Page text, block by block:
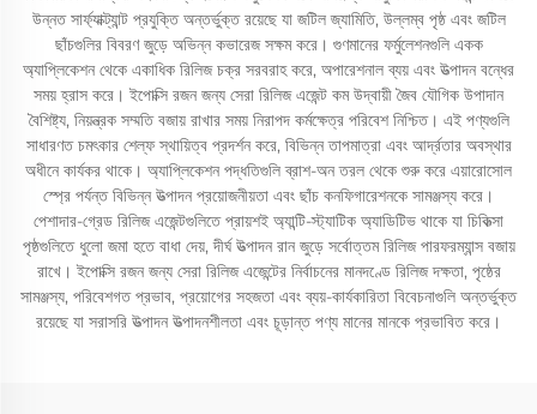
উন্নত সার্ফ্যাক্ট্যান্ট প্রযুক্তি অন্তর্ভুক্ত রয়েছে যা জটিল জ্যামিতি, উল্লম্ব পৃষ্ঠ এবং জটিল
ছাঁচগুলির বিবরণ জুড়ে অভিন্ন কভারেজ সক্ষম করে। গুণমানের ফর্মুলেশনগুলি একক
অ্যাপ্লিকেশন থেকে একাধিক রিলিজ চক্র সরবরাহ করে, অপারেশনাল ব্যয় এবং উত্পাদন বন্ধের
সময় হ্রাস করে। ইপোক্সি রজন জন্য সেরা রিলিজ এজেন্ট কম উদ্বায়ী জৈব যৌগিক উপাদান
বৈশিষ্ট্য, নিয়ন্ত্রক সম্মতি বজায় রাখার সময় নিরাপদ কর্মক্ষেত্র পরিবেশ নিশ্চিত। এই পণ্যগুলি
সাধারণত চমৎকার শেল্ফ স্থায়িত্ব প্রদর্শন করে, বিভিন্ন তাপমাত্রা এবং আর্দ্রতার অবস্থার
অধীনে কার্যকর থাকে। অ্যাপ্লিকেশন পদ্ধতিগুলি ব্রাশ-অন তরল থেকে শুরু করে এয়ারোসোল
স্প্রে পর্যন্ত বিভিন্ন উত্পাদন প্রয়োজনীয়তা এবং ছাঁচ কনফিগারেশনকে সামঞ্জস্য করে।
পেশাদার-গ্রেড রিলিজ এজেন্টগুলিতে প্রায়শই অ্যান্টি-স্ট্যাটিক অ্যাডিটিভ থাকে যা চিকিত্সা
পৃষ্ঠগুলিতে ধুলো জমা হতে বাধা দেয়, দীর্ঘ উত্পাদন রান জুড়ে সর্বোত্তম রিলিজ পারফরম্যান্স বজায়
রাখে। ইপোক্সি রজন জন্য সেরা রিলিজ এজেন্টের নির্বাচনের মানদণ্ডে রিলিজ দক্ষতা, পৃষ্ঠের
সামঞ্জস্য, পরিবেশগত প্রভাব, প্রয়োগের সহজতা এবং ব্যয়-কার্যকারিতা বিবেচনাগুলি অন্তর্ভুক্ত
রয়েছে যা সরাসরি উত্পাদন উত্পাদনশীলতা এবং চূড়ান্ত পণ্য মানের মানকে প্রভাবিত করে।